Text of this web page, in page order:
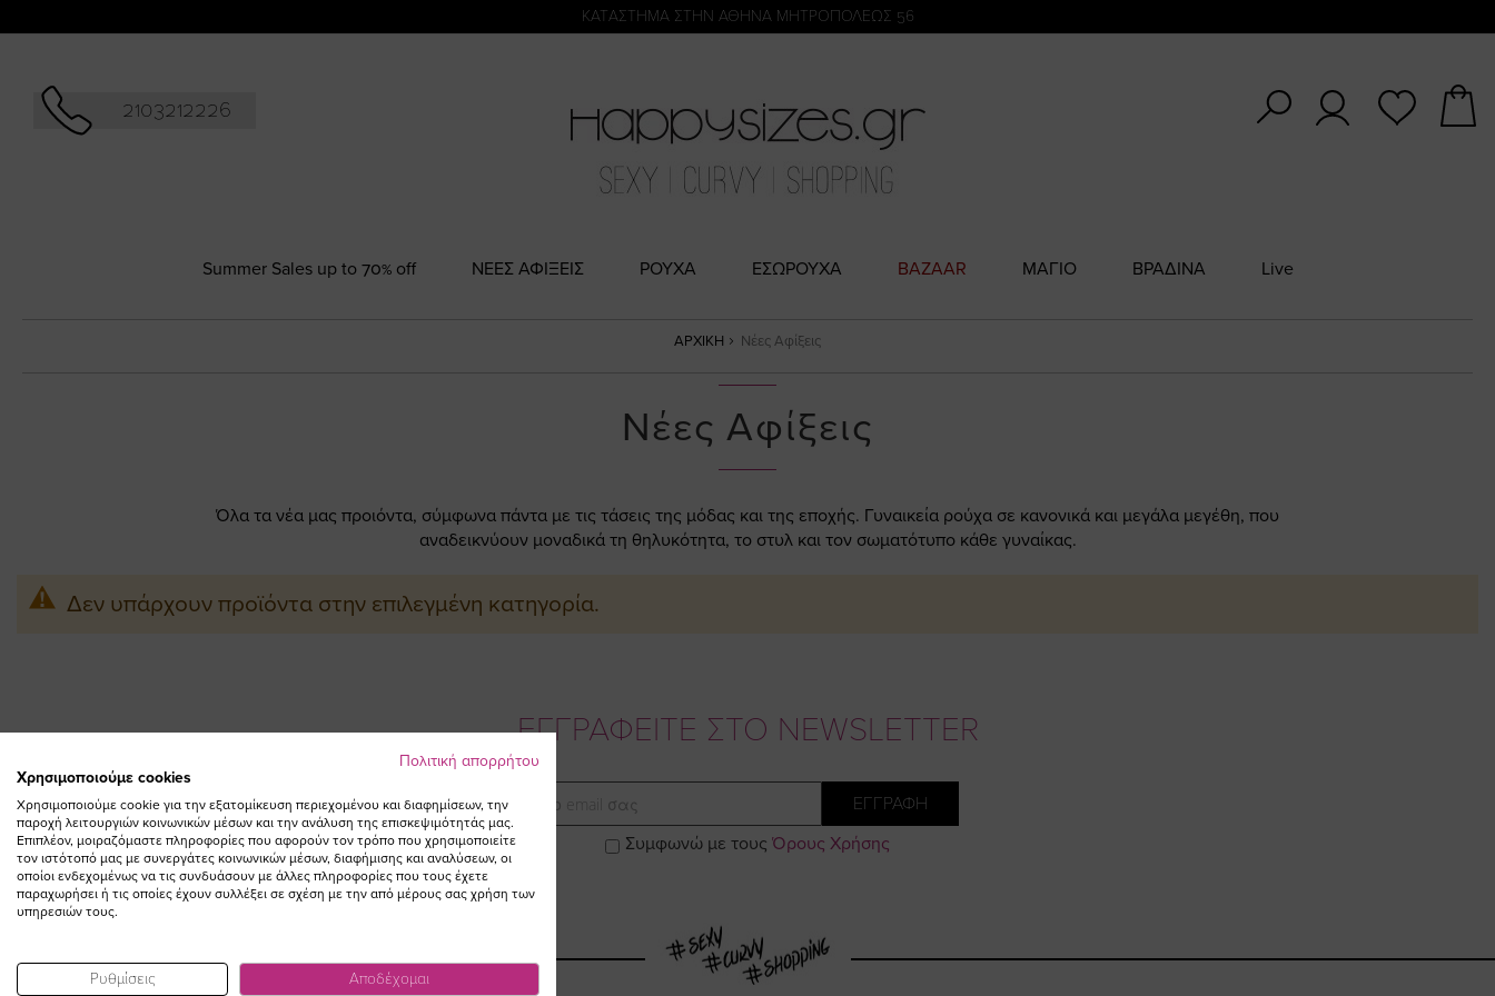
KATΑΣΤΗΜΑ ΣΤΗΝ ΑΘΗΝΑ ΜΗΤΡΟΠΟΛΕΩΣ 56
2103212226
Summer Sales up to 70% off NΕΕΣ ΑΦΙΞΕΙΣ ΡΟΥΧΑ ΕΣΩΡΟΥΧΑ BAZAAR ΜΑΓΙΟ ΒΡΑΔΙΝΑ Live
ΑΡΧΙΚΉ Νέες Αφίξεις
Νέες Αφίξεις
Όλα τα νέα μας προιόντα, σύμφωνα πάντα με τις τάσεις της μόδας και της εποχής. Γυναικεία ρούχα σε κανονικά και μεγάλα μεγέθη, που
αναδεικνύουν μοναδικά τη θηλυκότητα, το στυλ και τον σωματότυπο κάθε γυναίκας.
Δεν υπάρχουν προϊόντα στην επιλεγμένη κατηγορία.
ΕΓΓΡΑΦΕΙΤΕ ΣΤΟ NEWSLETTER
ΕΓΓΡΑΦΗ
Συμφωνώ με τους Όρους Χρήσης
Πολιτική απορρήτου
Χρησιμοποιούμε cookies
Χρησιμοποιούμε cookie για την εξατομίκευση περιεχομένου και διαφημίσεων, την
παροχή λειτουργιών κοινωνικών μέσων και την ανάλυση της επισκεψιμότητάς μας.
Επιπλέον, μοιραζόμαστε πληροφορίες που αφορούν τον τρόπο που χρησιμοποιείτε
τον ιστότοπό μας με συνεργάτες κοινωνικών μέσων, διαφήμισης και αναλύσεων, οι
οποίοι ενδεχομένως να τις συνδυάσουν με άλλες πληροφορίες που τους έχετε
παραχωρήσει ή τις οποίες έχουν συλλέξει σε σχέση με την από μέρους σας χρήση των
υπηρεσιών τους.
Ρυθμίσεις Αποδέχομαι